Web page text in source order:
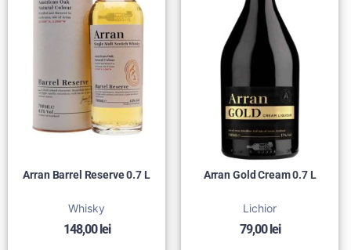
Arran Barrel Reserve 0.7 L
Whisky
148,00 lei
Arran Gold Cream 0.7 L
Lichior
79,00 lei